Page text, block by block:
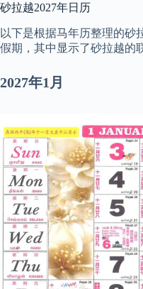
砂拉越2027年日历
以下是根据马年历整理的砂
假期，其中显示了砂拉越的
2027年1月